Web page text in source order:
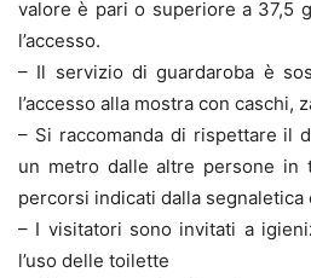
valore è pari o superiore a 37,5
l’accesso.
– Il servizio di guardaroba è
l’accesso alla mostra con caschi,
– Si raccomanda di rispettare il
un metro dalle altre persone
percorsi indicati dalla segnaletica
– I visitatori sono invitati a
l’uso delle toilette